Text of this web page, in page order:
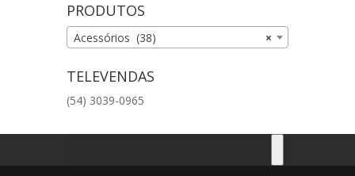
PRODUTOS
×
Acessórios (38)
TELEVENDAS
(54) 3039-0965